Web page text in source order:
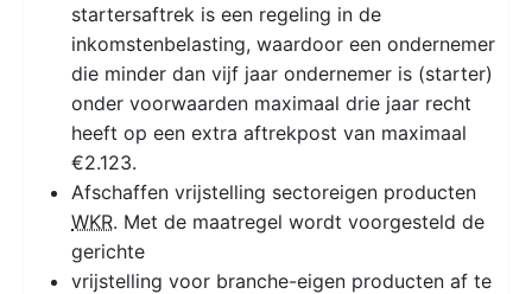
startersaftrek is een regeling in de
inkomstenbelasting, waardoor een ondernemer
die minder dan vijf jaar ondernemer is (starter)
onder voorwaarden maximaal drie jaar recht
heeft op een extra aftrekpost van maximaal
€2.123.
Afschaffen vrijstelling sectoreigen producten
WKR. Met de maatregel wordt voorgesteld de
gerichte
vrijstelling voor branche-eigen producten af te